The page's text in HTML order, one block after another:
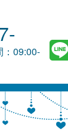
：09:00-